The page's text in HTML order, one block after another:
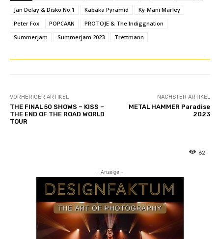
Jan Delay & Disko No.1
Kabaka Pyramid
Ky-Mani Marley
Peter Fox
POPCAAN
PROTOJE & The Indiggnation
Summerjam
Summerjam 2023 Trettmann
VORHERIGER ARTIKEL
THE FINAL 50 SHOWS – KISS –
THE END OF THE ROAD WORLD
TOUR
NÄCHSTER ARTIKEL
METAL HAMMER Paradise
2023
62
- Anzeige -